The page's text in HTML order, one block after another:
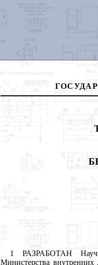
1 РАЗРАБОТАН
Министерства